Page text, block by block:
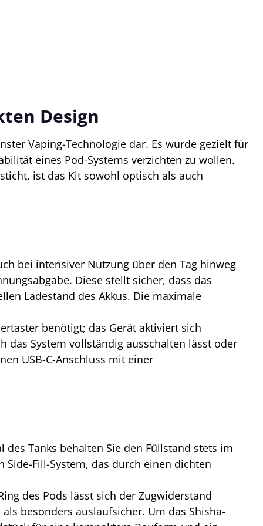
Design
Vaping-Technologie dar. Es wurde gezielt für
eines Pod-Systems verzichten zu wollen.
ist das Kit sowohl optisch als auch
bei intensiver Nutzung über den Tag hinweg
Diese stellt sicher, dass das
Ladestand des Akkus. Die maximale
benötigt; das Gerät aktiviert sich
System vollständig ausschalten lässt oder
USB-C-Anschluss mit einer
Tanks behalten Sie den Füllstand stets im
Fill-System, das durch einen dichten
des Pods lässt sich der Zugwiderstand
besonders auslaufsicher. Um das Shisha-